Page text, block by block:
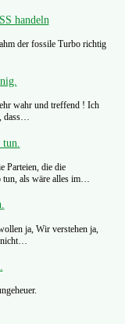
handeln
der fossile Turbo richtig
wahr und treffend ! Ich
dass…
Parteien, die die
tun, als wäre alles im…
ja, Wir verstehen ja,